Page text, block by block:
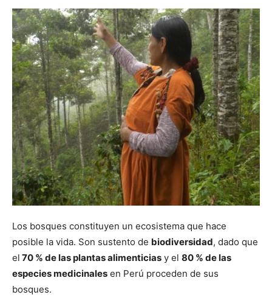
Los bosques constituyen un ecosistema que hace
posible la vida. Son sustento de biodiversidad, dado que
el 70 % de las plantas alimenticias y el 80 % de las
especies medicinales en Perú proceden de sus
bosques.